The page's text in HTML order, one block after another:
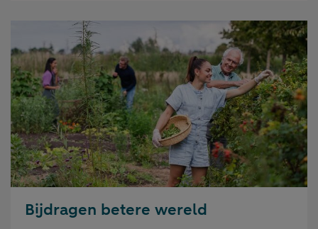
Bijdragen betere wereld